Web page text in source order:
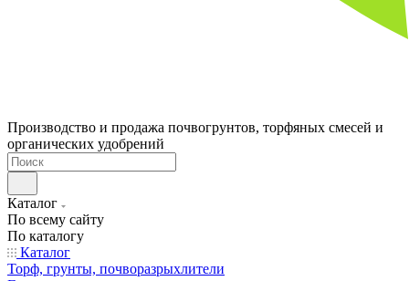
Производство и продажа почвогрунтов, торфяных смесей и
органических удобрений
Каталог
По всему сайту
По каталогу
Каталог
Торф, грунты, почворазрыхлители